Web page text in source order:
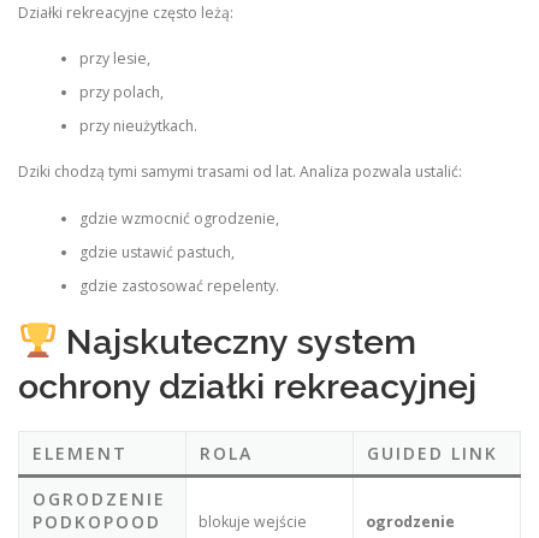
Działki rekreacyjne często leżą:
przy lesie,
przy polach,
przy nieużytkach.
Dziki chodzą tymi samymi trasami od lat. Analiza pozwala ustalić:
gdzie wzmocnić ogrodzenie,
gdzie ustawić pastuch,
gdzie zastosować repelenty.
Najskuteczny system
ochrony działki rekreacyjnej
ELEMENT ROLA
GUIDED LINK
OGRODZENIE
PODKOPOOD
blokuje wejście ogrodzenie